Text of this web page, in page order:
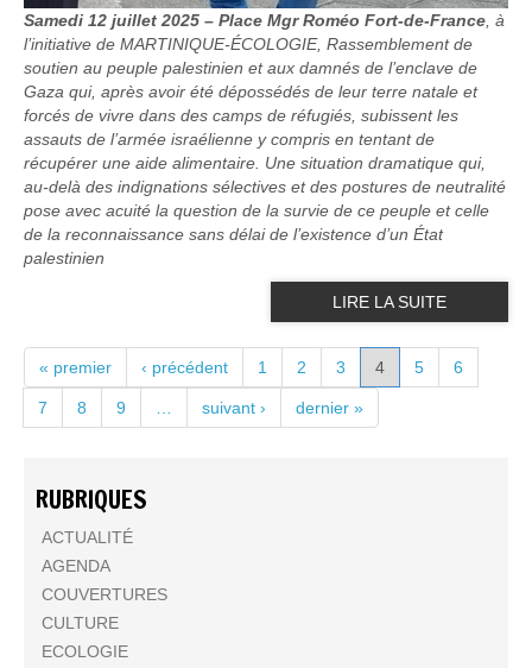
Samedi 12 juillet 2025 – Place Mgr Roméo Fort-de-France , à
l’initiative de MARTINIQUE-ÉCOLOGIE, Rassemblement de
soutien au peuple palestinien et aux damnés de l’enclave de
Gaza qui, après avoir été dépossédés de leur terre natale et
forcés de vivre dans des camps de réfugiés, subissent les
assauts de l’armée israélienne y compris en tentant de
récupérer une aide alimentaire. Une situation dramatique qui,
au-delà des indignations sélectives et des postures de neutralité
pose avec acuité la question de la survie de ce peuple et celle
de la reconnaissance sans délai de l’existence d’un État
palestinien
LIRE LA SUITE
PAGES
« premier ‹ précédent 1 2 3 4 5 6
7 8 9 suivant › dernier »
RUBRIQUES
ACTUALITÉ
AGENDA
COUVERTURES
CULTURE
ECOLOGIE